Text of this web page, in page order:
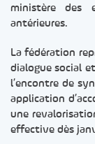
ministère des
antérieures.
La fédération
dialogue social
l’encontre de
application
une
effective dès